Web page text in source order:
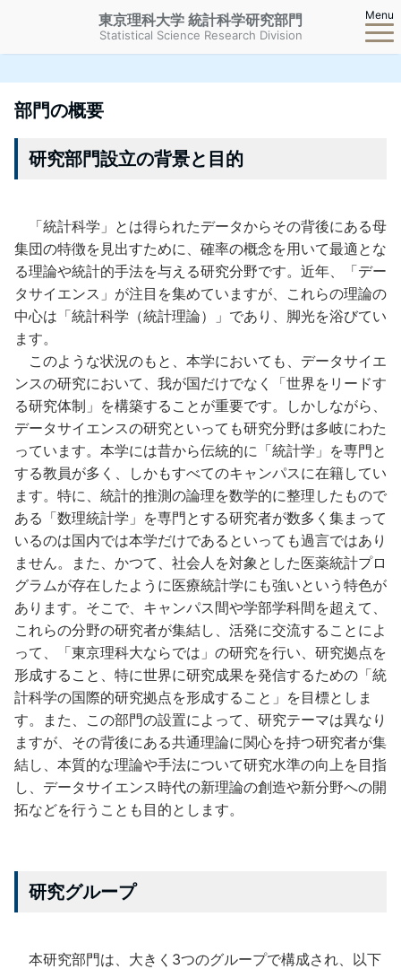
東京理科大学 統計科学研究部門
Statistical Science Research Division
Menu
部門の概要
研究部門設立の背景と目的
「統計科学」とは得られたデータからその背後にある母
集団の特徴を見出すために、確率の概念を用いて最適とな
る理論や統計的手法を与える研究分野です。近年、「デー
タサイエンス」が注目を集めていますが、これらの理論の
中心は「統計科学（統計理論）」であり、脚光を浴びてい
ます。
このような状況のもと、本学においても、データサイエ
ンスの研究において、我が国だけでなく「世界をリードす
る研究体制」を構築することが重要です。しかしながら、
データサイエンスの研究といっても研究分野は多岐にわた
っています。本学には昔から伝統的に「統計学」を専門と
する教員が多く、しかもすべてのキャンパスに在籍してい
ます。特に、統計的推測の論理を数学的に整理したもので
ある「数理統計学」を専門とする研究者が数多く集まって
いるのは国内では本学だけであるといっても過言ではあり
ません。また、かつて、社会人を対象とした医薬統計プロ
グラムが存在したように医療統計学にも強いという特色が
あります。そこで、キャンパス間や学部学科間を超えて、
これらの分野の研究者が集結し、活発に交流することによ
って、「東京理科大ならでは」の研究を行い、研究拠点を
形成すること、特に世界に研究成果を発信するための「統
計科学の国際的研究拠点を形成すること」を目標としま
す。また、この部門の設置によって、研究テーマは異なり
ますが、その背後にある共通理論に関心を持つ研究者が集
結し、本質的な理論や手法について研究水準の向上を目指
し、データサイエンス時代の新理論の創造や新分野への開
拓などを行うことも目的とします。
研究グループ
本研究部門は、大きく3つのグループで構成され、以下